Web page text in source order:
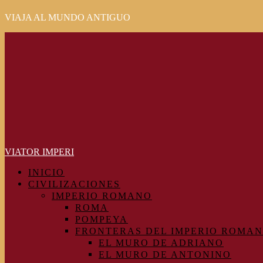
VIAJA AL MUNDO ANTIGUO
VIATOR IMPERI
INICIO
CIVILIZACIONES
IMPERIO ROMANO
ROMA
POMPEYA
FRONTERAS DEL IMPERIO
EL MURO DE ADRIANO
EL MURO DE ANTONINO